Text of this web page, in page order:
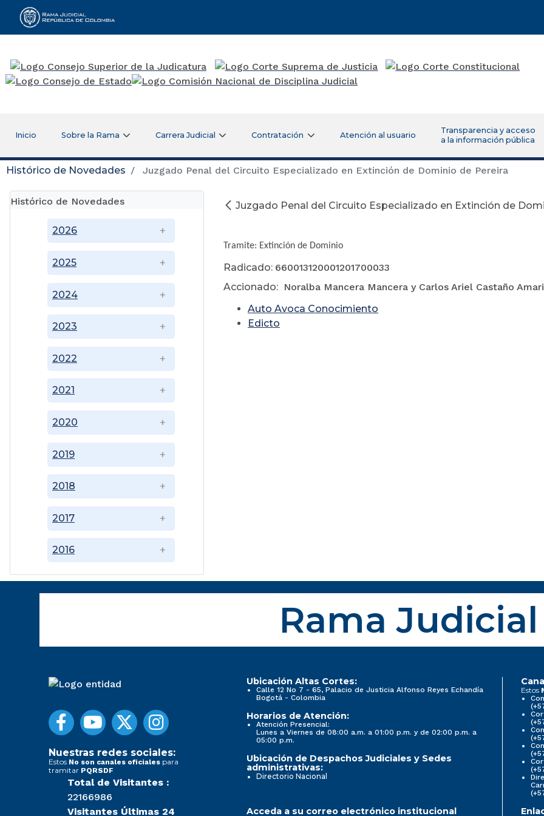
Rama Judicial
Inicio Sobre la Rama Carrera Judicial Contratación Atención al usuario
Transparencia y acceso
a la información pública
Histórico de Novedades Juzgado Penal del Circuito Especializado en Extinción de Dominio de Pereira
Histórico de Novedades
2016
2017
2018
2019
2020
2021
2022
2023
2024
2025
2026
Juzgado Penal del Circuito Especializado en Extinción de
Tramite: Extinción de Dominio
Radicado: 660013120001201700033
Accionado: Noralba Mancera Mancera y Carlos Ariel Castaño
Auto Avoca Conocimiento
Edicto
Rama Judicial
Nuestras redes sociales:
Estos No son canales oficiales para
tramitar PQRSDF
Total de Visitantes :
22166986
Visitantes Últimas 24
Ubicación Altas Cortes:
Calle 12 No 7 - 65, Palacio de Justicia Alfonso Reyes Echandía
Bogotá - Colombia
Horarios de Atención:
Atención Presencial:
Lunes a Viernes de 08:00 a.m. a 01:00 p.m. y de 02:00 p.m. a
05:00 p.m.
Ubicación de Despachos Judiciales y Sedes
administrativas:
Directorio Nacional
Estos
Acceda a su correo electrónico institucional